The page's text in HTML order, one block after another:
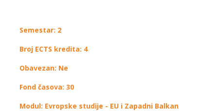
Semestar: 2
Broj ECTS kredita: 4
Obavezan: Ne
Fond časova: 30
Modul: Evropske studije - EU i Zapadni Balkan